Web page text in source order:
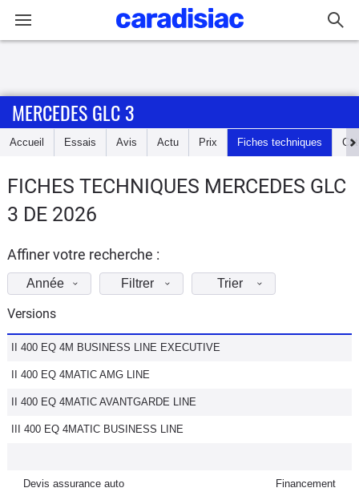
Accueil
Essais
d'achat
Electriques
Utilitaires
Flottes
Auto
Services
Forum
MERCEDES GLC 3
Accueil Essais Avis Actu Prix Fiches techniques
FICHES TECHNIQUES MERCEDES GLC
3 DE 2026
Affiner votre recherche :
Année Filtrer Trier
Versions
II 400 EQ 4M BUSINESS LINE EXECUTIVE
II 400 EQ 4MATIC AMG LINE
II 400 EQ 4MATIC AVANTGARDE LINE
III 400 EQ 4MATIC BUSINESS LINE
Devis assurance auto Financement